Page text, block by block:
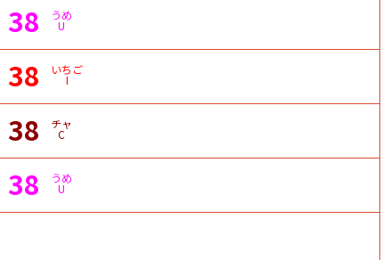
38 うめ
U
38 いちご
I
38 チャ
C
38 うめ
U